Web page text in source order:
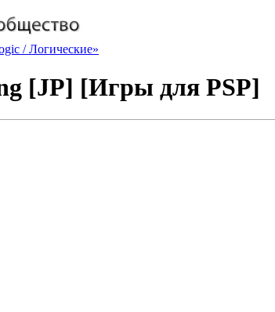
/ Логические»
[JP] [Игры для PSP]